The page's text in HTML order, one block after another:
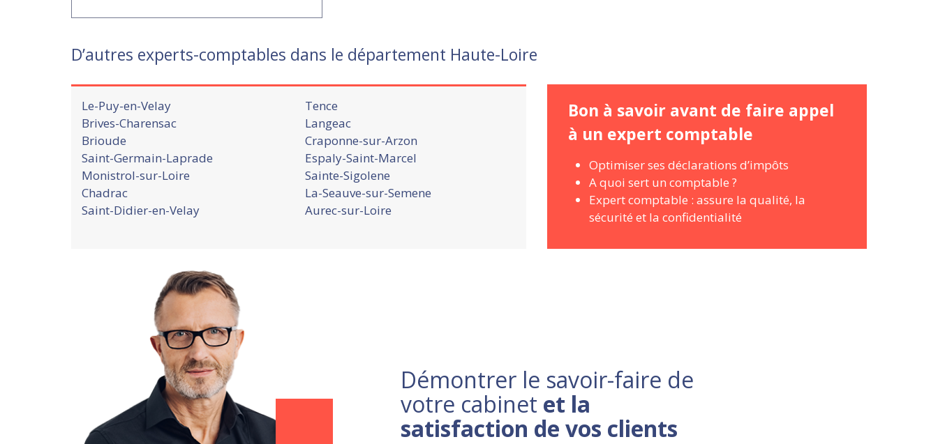
D’autres experts-comptables dans le département Haute-Loire
Le-Puy-en-Velay
Brives-Charensac
Brioude
Saint-Germain-Laprade
Monistrol-sur-Loire
Chadrac
Saint-Didier-en-Velay
Tence
Langeac
Craponne-sur-Arzon
Espaly-Saint-Marcel
Sainte-Sigolene
La-Seauve-sur-Semene
Aurec-sur-Loire
Bon à savoir avant de faire appel
à un expert comptable
Optimiser ses déclarations d’impôts
A quoi sert un comptable ?
Expert comptable : assure la qualité, la
sécurité et la confidentialité
Démontrer le savoir-faire de
votre cabinet et la
satisfaction de vos clients